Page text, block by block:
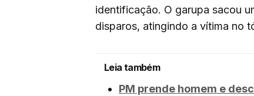
identificação. O garupa sacou
disparos, atingindo a vítima no
Leia também
PM prende homem e